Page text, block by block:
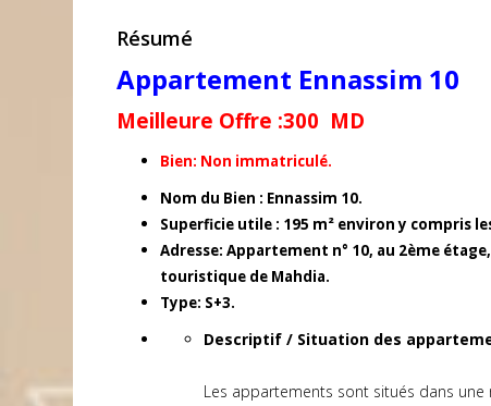
Résumé
Appartement Ennassim 10
Meilleure Offre :300 MD
Bien: Non immatriculé.
Nom du Bien : Ennassim 10.
Superficie utile : 195 m² environ y compris
Adresse: Appartement n° 10, au 2ème
touristique de Mahdia.
Type: S+3.
Descriptif / Situation des
Les appartements sont situés dans